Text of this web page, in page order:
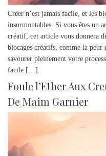
Créer n’est jamais facile, et les
insurmontables. Si vous êtes un
créatif, cet article vous donnera
blocages créatifs, comme la
savourer pleinement votre
facile […]
Foule l’Ether Aux
De Maim Garnier